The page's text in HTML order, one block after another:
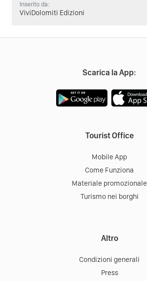
Inserito da:
ViviDolomiti Edizioni
Scarica la App:
Tourist Office
Mobile App
Come Funziona
Materiale promozionale
Turismo nei borghi
Altro
Condizioni generali
Press